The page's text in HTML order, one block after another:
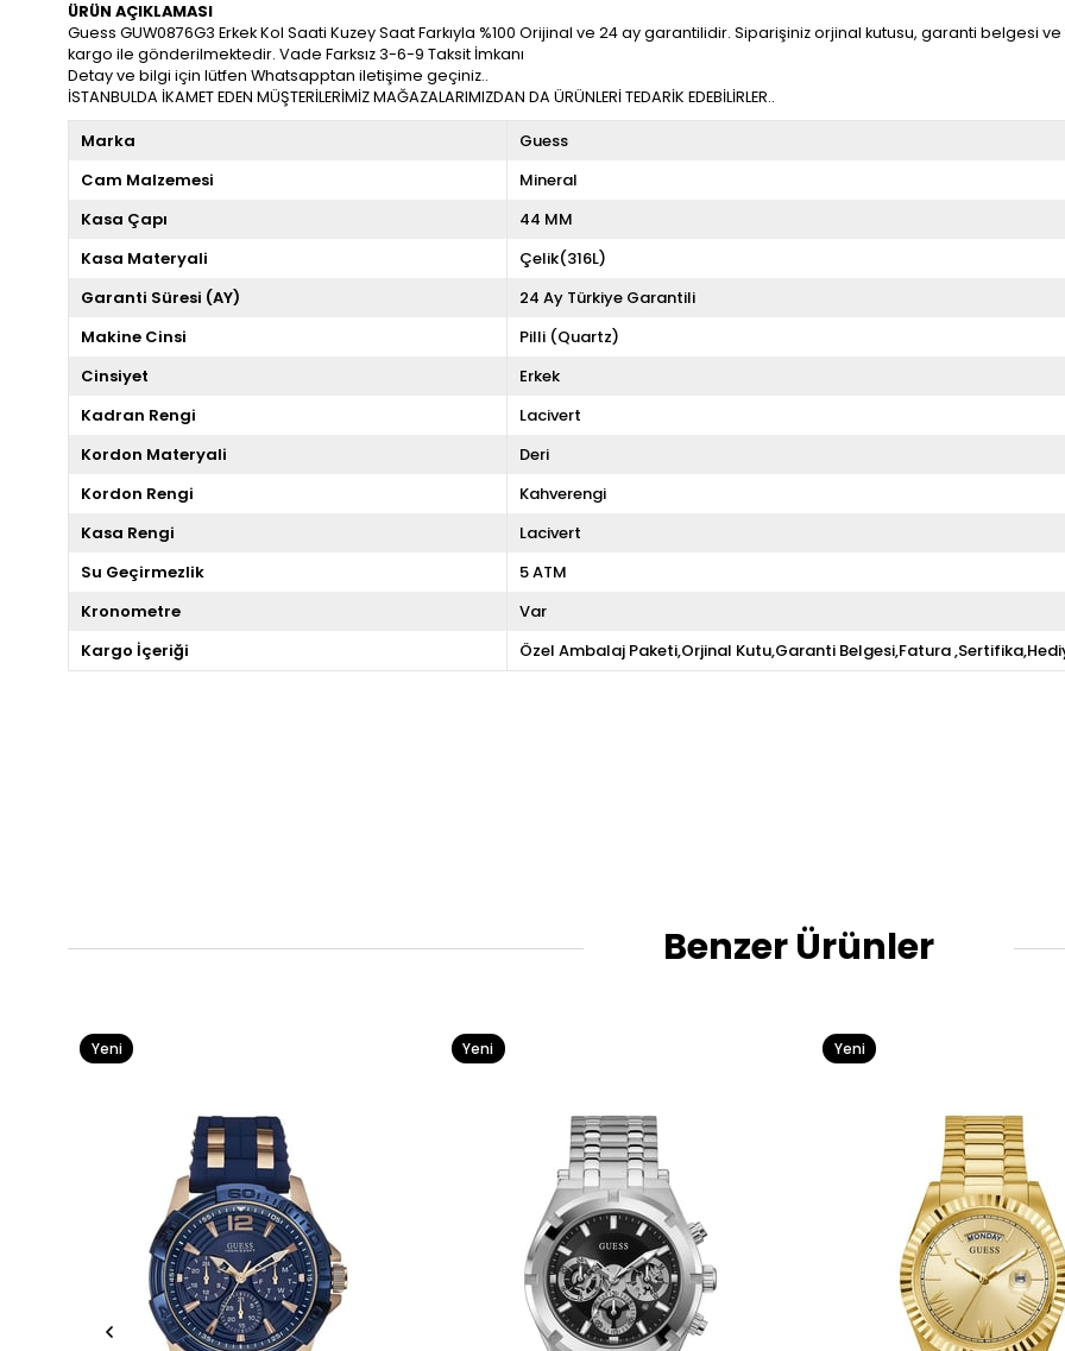
ÜRÜN AÇIKLAMASI
Guess GUW0876G3 Erkek Kol Saati Kuzey Saat Farkıyla %100 Orijinal ve 24 ay garantilidir. Siparişiniz orjinal kutusu, garanti belgesi
kargo ile gönderilmektedir. Vade Farksız 3-6-9 Taksit İmkanı
Detay ve bilgi için lütfen Whatsapptan iletişime geçiniz..
İSTANBULDA İKAMET EDEN MÜŞTERİLERİMİZ MAĞAZALARIMIZDAN DA ÜRÜNLERİ TEDARİK EDEBİLİRLER..
Marka
Guess
Cam Malzemesi
Mineral
Kasa Çapı
44 MM
Kasa Materyali
Çelik(316L)
Garanti Süresi (AY)
24 Ay Türkiye Garantili
Makine Cinsi
Pilli (Quartz)
Cinsiyet
Erkek
Kadran Rengi
Lacivert
Kordon Materyali
Deri
Kordon Rengi
Kahverengi
Kasa Rengi
Lacivert
Su Geçirmezlik
5 ATM
Kronometre
Var
Kargo İçeriği
Özel Ambalaj Paketi,Orjinal Kutu,Garanti Belgesi,Fatura
Benzer Ürünler
Yeni
Yeni
Yeni